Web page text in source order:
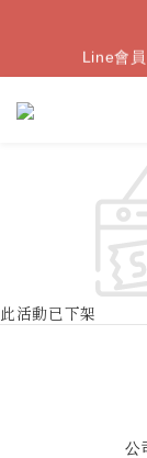
Line會
【8月限定】全
此活動已下架
公